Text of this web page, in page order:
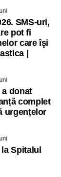
SMS-uri,
pot fi
care îşi
|
donat
complet
urgențelor
Spitalul